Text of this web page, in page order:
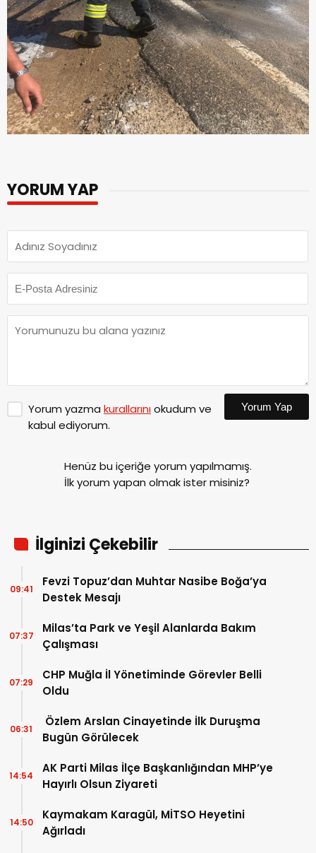
YORUM YAP
Yorum yazma kurallarınıokudum ve
kabul ediyorum.
Yorum Yap
Henüz bu içeriğe yorum yapılmamış.
İlk yorum yapan olmak ister misiniz?
İlginizi Çekebilir
Fevzi Topuz’dan Muhtar Nasibe Boğa’ya
Destek Mesajı
09:41
Milas’ta Park ve Yeşil Alanlarda Bakım
Çalışması
07:37
CHP Muğla İl Yönetiminde Görevler Belli
Oldu
07:29
Özlem Arslan Cinayetinde İlk Duruşma
Bugün Görülecek
06:31
AK Parti Milas İlçe Başkanlığından MHP’ye
Hayırlı Olsun Ziyareti
14:54
Kaymakam Karagül, MİTSO Heyetini
Ağırladı
14:50